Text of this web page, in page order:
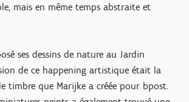
mais en même temps abstraite et
ses dessins de nature au Jardin
de ce happening artistique était la
timbre que Marijke a créée pour bpost.